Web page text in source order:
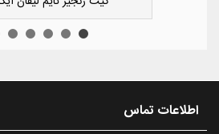
اطلاعات تماس